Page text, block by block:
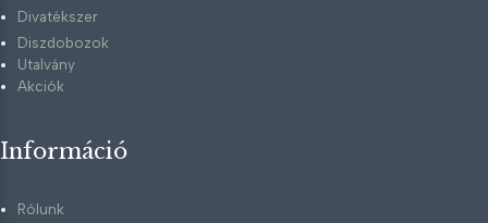
Divatékszer
Diszdobozok
Utalvány
Akciók
Információ
Rólunk